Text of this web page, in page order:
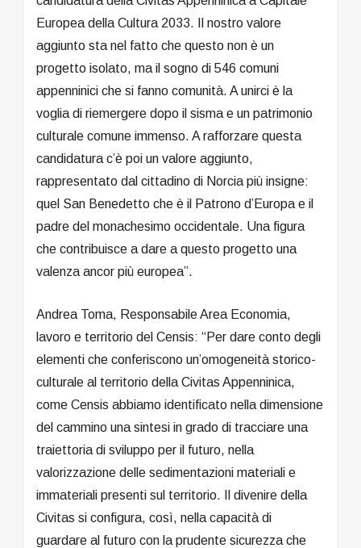
Europea della Cultura 2033. Il nostro valore
aggiunto sta nel fatto che questo non è un
progetto isolato, ma il sogno di 546 comuni
appenninici che si fanno comunità. A unirci è la
voglia di riemergere dopo il sisma e un patrimonio
culturale comune immenso. A rafforzare questa
candidatura c’è poi un valore aggiunto,
rappresentato dal cittadino di Norcia più insigne:
quel San Benedetto che è il Patrono d’Europa e il
padre del monachesimo occidentale. Una figura
che contribuisce a dare a questo progetto una
valenza ancor più europea”.
Andrea Toma, Responsabile Area Economia,
lavoro e territorio del Censis: “Per dare conto degli
elementi che conferiscono un’omogeneità storico-
culturale al territorio della Civitas Appenninica,
come Censis abbiamo identificato nella dimensione
del cammino una sintesi in grado di tracciare una
traiettoria di sviluppo per il futuro, nella
valorizzazione delle sedimentazioni materiali e
immateriali presenti sul territorio. Il divenire della
Civitas si configura, così, nella capacità di
guardare al futuro con la prudente sicurezza che